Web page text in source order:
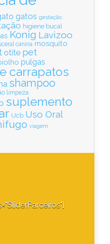
gatos gestação
higiene bucal
Konig Lavizoo
canina mosquito
otite pet
pulgas
carrapatos
shampoo
limpeza
suplemento
Ucb Uso Oral
viagem